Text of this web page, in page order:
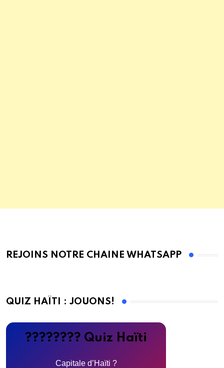
REJOINS NOTRE CHAINE WHATSAPP
QUIZ HAÏTI : JOUONS!
???????? Quiz Haïti
Capitale d’Haïti ?